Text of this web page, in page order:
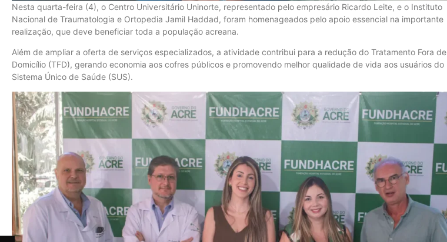
Nesta quarta-feira (4), o Centro Universitário Uninorte, representado pelo empresário Ricardo Leite, e o Instituto
Nacional de Traumatologia e Ortopedia Jamil Haddad, foram homenageados pelo apoio essencial na importante
realização, que deve beneficiar toda a população acreana.
Além de ampliar a oferta de serviços especializados, a atividade contribui para a redução do Tratamento Fora de
Domicílio (TFD), gerando economia aos cofres públicos e promovendo melhor qualidade de vida aos usuários do
Sistema Único de Saúde (SUS).